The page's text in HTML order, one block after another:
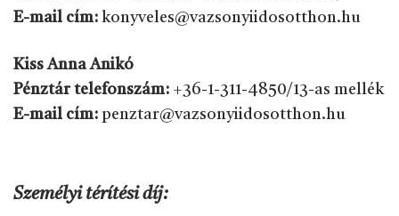
E-mail cím: konyveles@vazsonyiidosotthon.hu
Kiss Anna Anikó
Pénztár telefonszám: +36-1-311-4850/13-as mellék
E-mail cím: penztar@vazsonyiidosotthon.hu
Személyi térítési díj: